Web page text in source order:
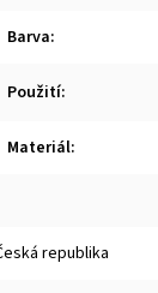
Barva:
Použití:
Materiál:
republika